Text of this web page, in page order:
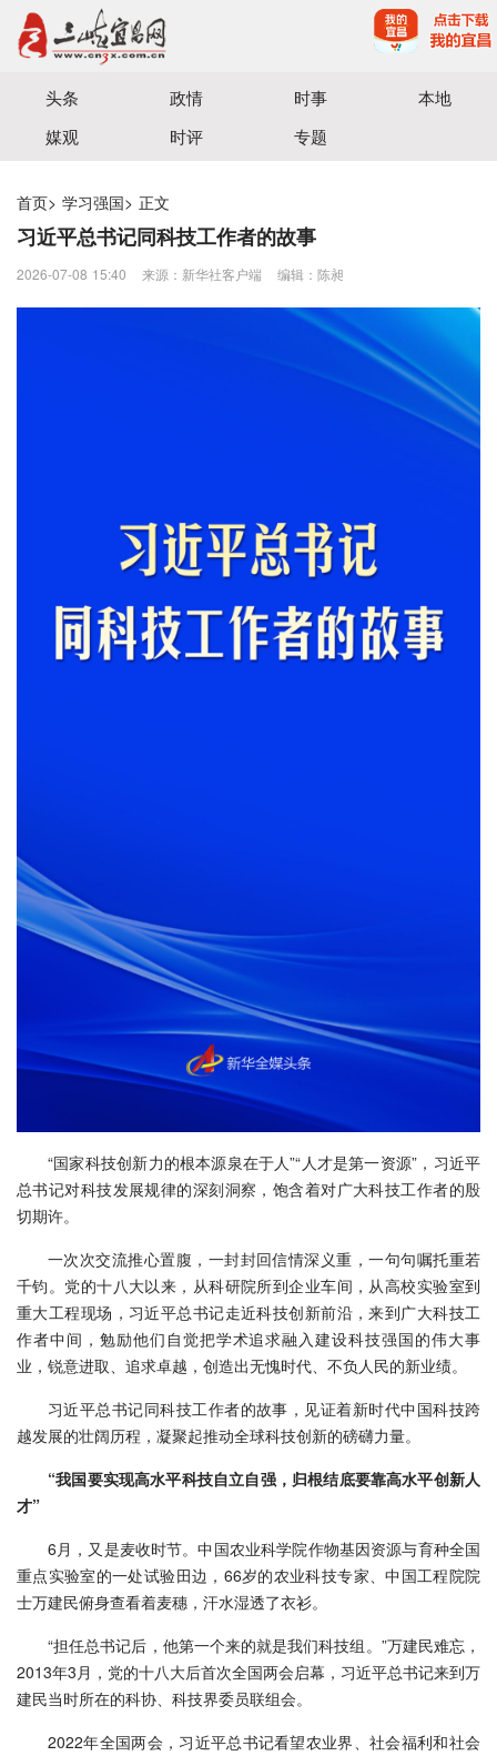
宜昌三峡融媒体中心主办
头条 政情 时事
本地
媒观
时评 专题
首页> 学习强国> 正文
习近平总书记同科技工作者的故事
2026-07-08 15:40 来源：新华社客户端 编辑：陈昶
“国家科技创新力的根本源泉在于人”“人才是第一资源”，习近平
总书记对科技发展规律的深刻洞察，饱含着对广大科技工作者的殷
切期许。
一次次交流推心置腹，一封封回信情深义重，一句句嘱托重若
千钧。党的十八大以来，从科研院所到企业车间，从高校实验室到
重大工程现场，习近平总书记走近科技创新前沿，来到广大科技工
作者中间，勉励他们自觉把学术追求融入建设科技强国的伟大事
业，锐意进取、追求卓越，创造出无愧时代、不负人民的新业绩。
习近平总书记同科技工作者的故事，见证着新时代中国科技跨
越发展的壮阔历程，凝聚起推动全球科技创新的磅礴力量。
“我国要实现高水平科技自立自强，归根结底要靠高水平创新人
才”
6月，又是麦收时节。中国农业科学院作物基因资源与育种全国
重点实验室的一处试验田边，66岁的农业科技专家、中国工程院院
士万建民俯身查看着麦穗，汗水湿透了衣衫。
“担任总书记后，他第一个来的就是我们科技组。”万建民难忘，
2013年3月，党的十八大后首次全国两会启幕，习近平总书记来到万
建民当时所在的科协、科技界委员联组会。
2022年全国两会，习近平总书记看望农业界、社会福利和社会